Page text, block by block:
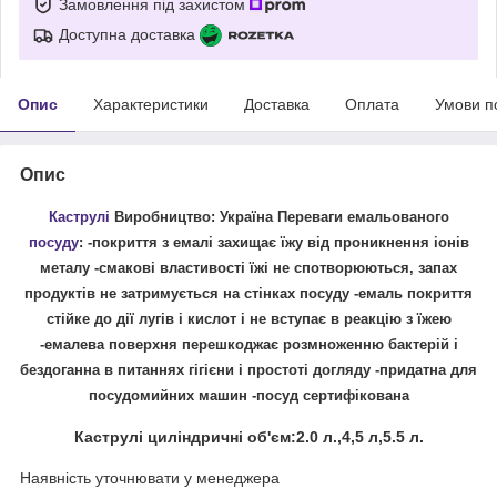
Замовлення під захистом
Доступна доставка
Опис Характеристики Доставка Оплата Умови
Опис
Каструлі Виробництво: Україна Переваги емальованого
посуду: -покриття з емалі захищає їжу від проникнення іонів
металу -смакові властивості їжі не спотворюються, запах
продуктів не затримується на стінках посуду -емаль покриття
стійке до дії лугів і кислот і не вступає в реакцію з їжею
-емалева поверхня перешкоджає розмноженню бактерій і
бездоганна в питаннях гігієни і простоті догляду -придатна для
посудомийних машин -посуд сертифікована
Каструлі циліндричні об'єм:2.0 л.,4,5 л,5.5 л.
Наявність уточнювати у менеджера